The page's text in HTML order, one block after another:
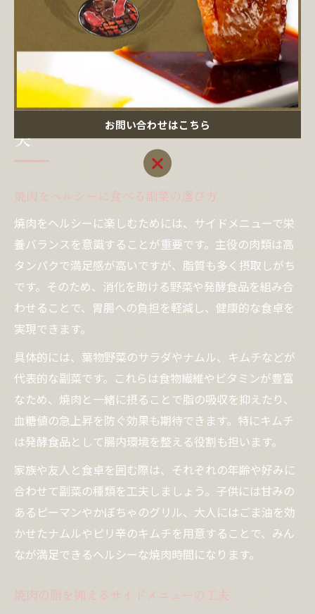
なく、食卓に彩りとバリエーションを加える役割も果た
します。ランキングを参考にしながら、自宅焼肉の献立
を工夫してみてはいかがでしょうか。
ヘルシー志向が選ぶ焼肉サイドの工
夫
焼肉をヘルシーに食べる副菜の選び方
焼肉をヘルシーに楽しむためには、サイドメニューで栄
養バランスを意識することが重要です。主役の肉類は高
タンパクで満足感が高いですが、脂質も多く摂取しがち
です。そのため、消化を助ける野菜や発酵食品を組み合
わせることで、胃腸への負担を軽減し、健康的な食卓を
実現できます。
具体的には、葉物野菜のサラダやナムル、キムチなどが
代表的な副菜です。これらは食物繊維やビタミンが豊富
なため、焼肉と一緒に摂ることで脂の吸収を抑えたり、
血糖値の急上昇を防ぐ効果も期待できます。特にキムチ
は発酵食品として腸内環境を整える役割も担います。
家族や友人と食卓を囲む際は、それぞれの年齢や好みに
合わせて副菜の種類を工夫しましょう。子供には甘みの
あるピーマンやかぼちゃのグリル、大人にはごま油を効
かせたナムルやピリ辛のキムチを用意することで、みん
なが満足できるヘルシーな焼肉時間になります。
焼肉の脂を抑えるサイドメニューの工夫
お問い合わせはこちら
お問い合わせはこちら